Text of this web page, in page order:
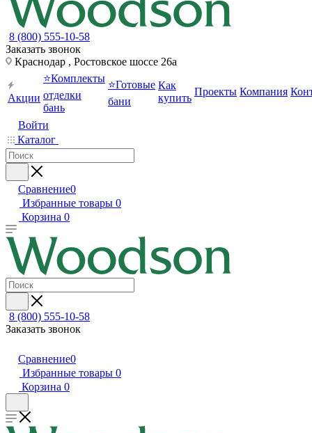
8 (800) 555-10-58
Заказать звонок
Краснодар , Ростовское шоссе 26а
Акции
⭐Комплекты
отделки
бань
⭐Готовые
бани
Как
купить
Проекты Компания
Войти
Каталог
Сравнение0
Избранные товары 0
Корзина 0
8 (800) 555-10-58
Заказать звонок
Сравнение0
Избранные товары 0
Корзина 0